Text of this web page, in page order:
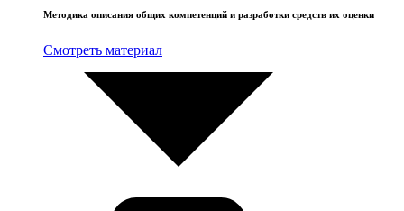
Методика описания общих компетенций и разработки средств их оценки
Смотреть материал